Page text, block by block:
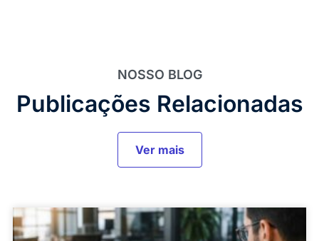
NOSSO BLOG
Publicações Relacionadas
Ver mais